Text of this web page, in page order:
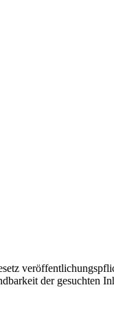
der gesuchten